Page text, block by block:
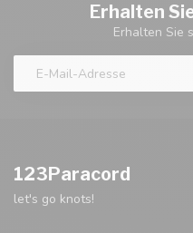
Erhalten
Erhalten Sie
123Paracord
let's go knots!